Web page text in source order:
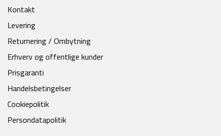
Kontakt
Levering
Returnering / Ombytning
Erhverv og offentlige kunder
Prisgaranti
Handelsbetingelser
Cookiepolitik
Persondatapolitik